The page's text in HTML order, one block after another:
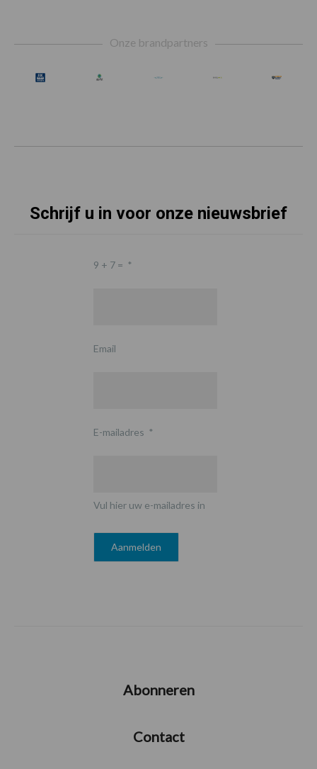
Onze brandpartners
Schrijf u in voor onze nieuwsbrief
9 + 7 = *
Email
E-mailadres *
Vul hier uw e-mailadres in
Abonneren
Contact